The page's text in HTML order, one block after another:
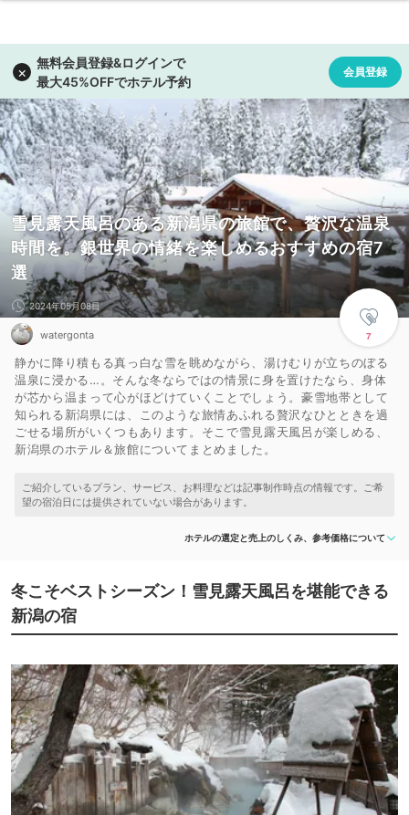
雪見露天風呂のある新潟県の旅館で、贅沢な温泉
時間を。銀世界の情緒を楽しめるおすすめの宿7
選
7
2024年05月08日
watergonta
静かに降り積もる真っ白な雪を眺めながら、湯けむりが立ちのぼる
温泉に浸かる…。そんな冬ならではの情景に身を置けたなら、身体
が芯から温まって心がほどけていくことでしょう。豪雪地帯として
知られる新潟県には、このような旅情あふれる贅沢なひとときを過
ごせる場所がいくつもあります。そこで雪見露天風呂が楽しめる、
新潟県のホテル＆旅館についてまとめました。
ホテルの選定と売上のしくみ、参考価格について
冬こそベストシーズン！雪見露天風呂を堪能できる
新潟の宿